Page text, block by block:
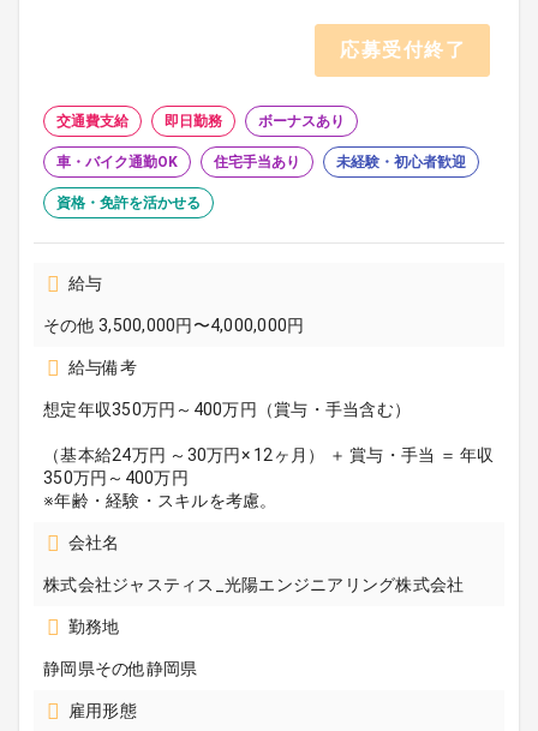
応募受付終了
交通費支給 即日勤務 ボーナスあり
車・バイク通勤OK 住宅手当あり 未経験・初心者歓迎
資格・免許を活かせる
給与
その他 3,500,000円〜4,000,000円
給与備考
想定年収350万円～400万円（賞与・手当含む）
（基本給24万円 ～30万円× 12ヶ月） ＋ 賞与・手当 ＝ 年収
350万円～400万円
※年齢・経験・スキルを考慮。
会社名
株式会社ジャスティス_光陽エンジニアリング株式会社
勤務地
静岡県その他静岡県
雇用形態